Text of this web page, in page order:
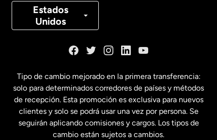
Estados
Unidos
Canadá Français
Estados Unidos English
Estados Unidos Español
Tipo de cambio mejorado en la primera transferencia:
solo para determinados corredores de países y métodos
de recepción. Esta promoción es exclusiva para nuevos
clientes y solo se podrá usar una vez por persona. Se
seguirán aplicando comisiones y cargos. Los tipos de
cambio están sujetos a cambios.